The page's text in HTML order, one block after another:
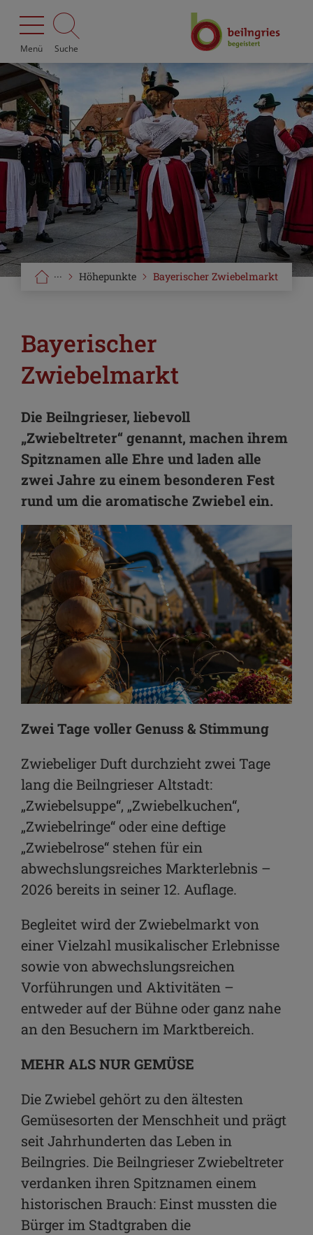
Menü Suche
Bayerischer Zwiebelmarkt
Höhepunkte
···
Bayerischer
Zwiebelmarkt
Die Beilngrieser, liebevoll
„Zwiebeltreter“ genannt, machen ihrem
Spitznamen alle Ehre und laden alle
zwei Jahre zu einem besonderen Fest
rund um die aromatische Zwiebel ein.
Zwei Tage voller Genuss & Stimmung
Zwiebeliger Duft durchzieht zwei Tage
lang die Beilngrieser Altstadt:
„Zwiebelsuppe“, „Zwiebelkuchen“,
„Zwiebelringe“ oder eine deftige
„Zwiebelrose“ stehen für ein
abwechslungsreiches Markterlebnis –
2026 bereits in seiner 12. Auflage.
Begleitet wird der Zwiebelmarkt von
einer Vielzahl musikalischer Erlebnisse
sowie von abwechslungsreichen
Vorführungen und Aktivitäten –
entweder auf der Bühne oder ganz nahe
an den Besuchern im Marktbereich.
MEHR ALS NUR GEMÜSE
Die Zwiebel gehört zu den ältesten
Gemüsesorten der Menschheit und prägt
seit Jahrhunderten das Leben in
Beilngries. Die Beilngrieser Zwiebeltreter
verdanken ihren Spitznamen einem
historischen Brauch: Einst mussten die
Bürger im Stadtgraben die